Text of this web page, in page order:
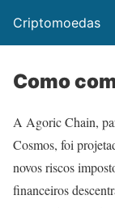
Criptomoedas
Como
A Agoric Chain,
Cosmos, foi
novos riscos
financeiros